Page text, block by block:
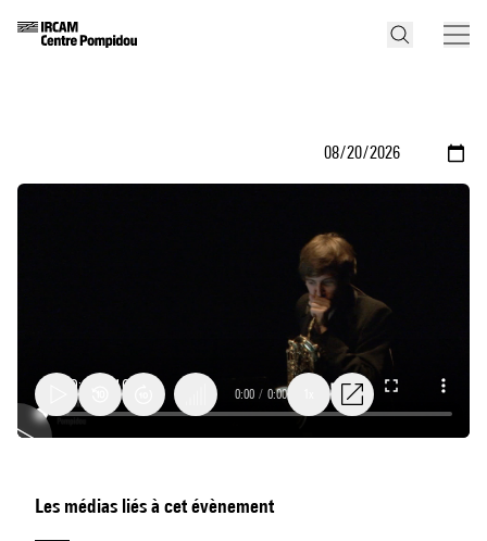
0:00 / 0:00
Les médias liés à cet évènement